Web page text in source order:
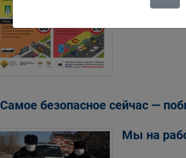
Самое безопасное сейчас —
Мы на